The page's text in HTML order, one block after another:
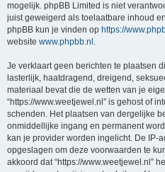
mogelijk. phpBB Limited is niet
juist geweigerd als toelaatbare inhoud
phpBB kun je vinden op https://
website www.phpbb.nl .
Je verklaart geen berichten te plaatsen
lasterlijk, haatdragend, dreigend,
materiaal bevat die de wetten van je
“https://www.weetjewel.nl” is gehost of
schenden. Het plaatsen van dergelijke
onmiddellijke ingang en permanent
kan je provider worden ingelicht. De IP-
opgeslagen om deze voorwaarden te
akkoord dat “https://www.weetjewel.nl”